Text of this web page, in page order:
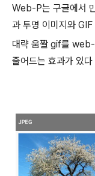
Web-P는 구글에서
과 투명 이미지와
대략 움짤 gif를
줄어드는 효과가 있다